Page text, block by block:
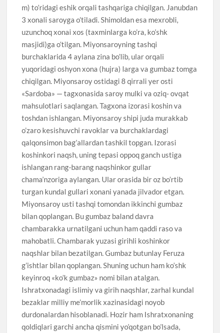
m) to’ridagi eshik orqali tashqariga chiqilgan. Janubdan
3 xonali saroyga o’tiladi. Shimoldan esa mexrobli,
uzunchoq xonai xos (taxminlarga ko’ra, ko’shk
masjidi)ga o’tilgan. Miyonsaroyning tashqi
burchaklarida 4 aylana zina bo’lib, ular orqali
yuqoridagi oshyon xona (hujra) larga va gumbaz tomga
chiqilgan. Miyonsaroy ostidagi 8 qirrali yer osti
«Sardoba» — tagxonasida saroy mulki va oziq- ovqat
mahsulotlari saqlangan. Tagxona izorasi koshin va
toshdan ishlangan. Miyonsaroy shipi juda murakkab
o’zaro kesishuvchi ravoklar va burchaklardagi
qalqonsimon bag’allardan tashkil topgan. Izorasi
koshinkori naqsh, uning tepasi oppoq ganch ustiga
ishlangan rang-barang naqshinkor gullar
chama’nzoriga aylangan. Ular orasida bir oz bo’rtib
turgan kundal gullari xonani yanada jilvador etgan.
Miyonsaroy usti tashqi tomondan ikkinchi gumbaz
bilan qoplangan. Bu gumbaz baland davra
chambarakka urnatilgani uchun ham qaddi raso va
mahobatli. Chambarak yuzasi girihli koshinkor
naqshlar bilan bezatilgan. Gumbaz butunlay Feruza
g’ishtlar bilan qoplangan. Shuning uchun ham ko’shk
keyinroq «ko’k gumbaz» nomi bilan atalgan.
Ishratxonadagi islimiy va girih naqshlar, zarhal kundal
bezaklar milliy me’morlik xazinasidagi noyob
durdonalardan hisoblanadi. Hozir ham Ishratxonaning
qoldiqlari garchi ancha qismini yo’qotgan bo’lsada,